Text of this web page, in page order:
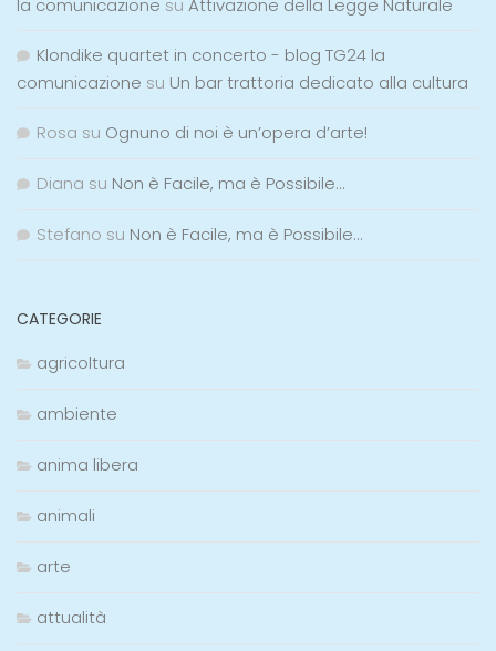
Klondike quartet in concerto - blog TG24 la
comunicazione su Un bar trattoria dedicato alla cultura
Rosa su Ognuno di noi è un’opera d’arte!
Diana su Non è Facile, ma è Possibile…
Stefano su Non è Facile, ma è Possibile…
CATEGORIE
agricoltura
ambiente
anima libera
animali
arte
attualità